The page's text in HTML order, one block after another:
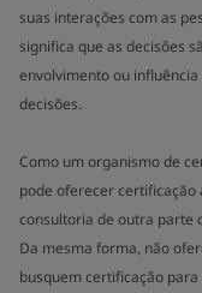
suas interações com as
significa que as decisões
envolvimento ou
decisões.
Como um organismo de
pode oferecer
consultoria de outra parte
Da mesma forma, não
busquem certificação